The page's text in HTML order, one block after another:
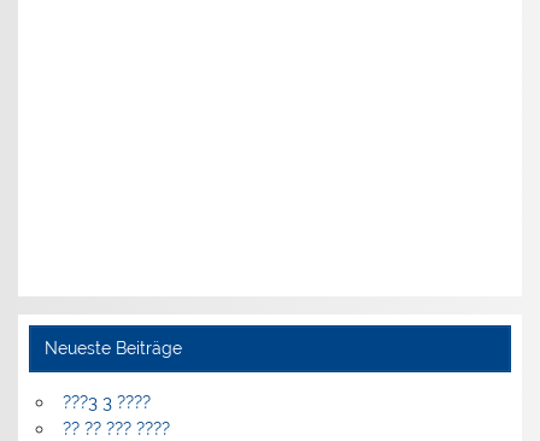
Neueste Beiträge
???3 3 ????
?? ?? ??? ????